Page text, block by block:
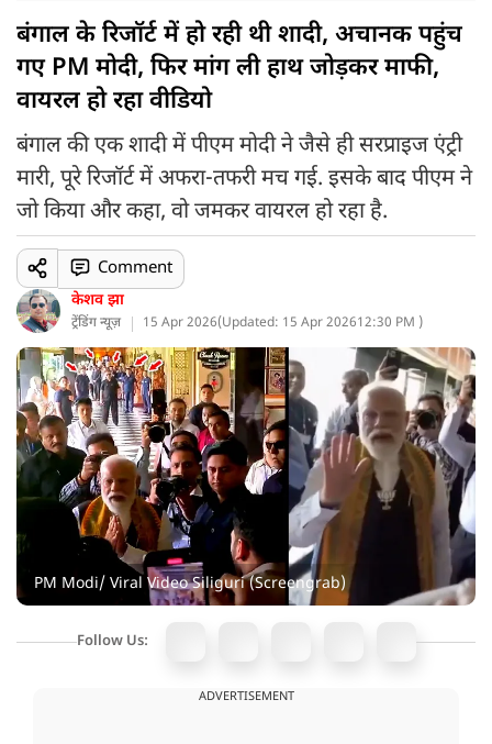
बंगाल के रिजॉर्ट में हो रही थी शादी, अचानक पहुंच
गए PM मोदी, फिर मांग ली हाथ जोड़कर माफी,
वायरल हो रहा वीडियो
बंगाल की एक शादी में पीएम मोदी ने जैसे ही सरप्राइज एंट्री
मारी, पूरे रिजॉर्ट में अफरा-तफरी मच गई. इसके बाद पीएम ने
जो किया और कहा, वो जमकर वायरल हो रहा है.
केशव झा
ट्रेंडिंग न्यूज़ 15 Apr 2026(Updated: 15 Apr 202612:30 PM )
Comment
PM Modi/ Viral Video Siliguri (Screengrab)
Follow Us:
ADVERTISEMENT